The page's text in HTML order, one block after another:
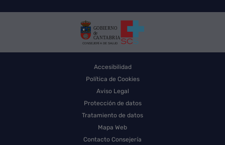
Accesibilidad
Política de Cookies
Aviso Legal
Protección de datos
Tratamiento de datos
Mapa Web
Contacto Consejería